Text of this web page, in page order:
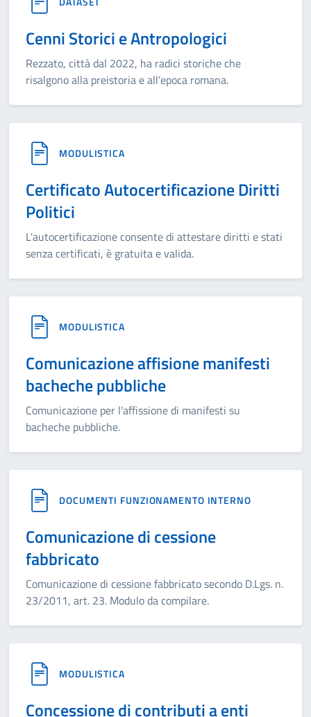
Cenni Storici e Antropologici
Rezzato, città dal 2022, ha radici storiche che
risalgono alla preistoria e all’epoca romana.
MODULISTICA
Certificato Autocertificazione Diritti
Politici
L'autocertificazione consente di attestare diritti e stati
senza certificati, è gratuita e valida.
MODULISTICA
Comunicazione affisione manifesti
bacheche pubbliche
Comunicazione per l'affissione di manifesti su
bacheche pubbliche.
DOCUMENTI FUNZIONAMENTO INTERNO
Comunicazione di cessione
fabbricato
Comunicazione di cessione fabbricato secondo D.Lgs. n.
23/2011, art. 23. Modulo da compilare.
MODULISTICA
Concessione di contributi a enti